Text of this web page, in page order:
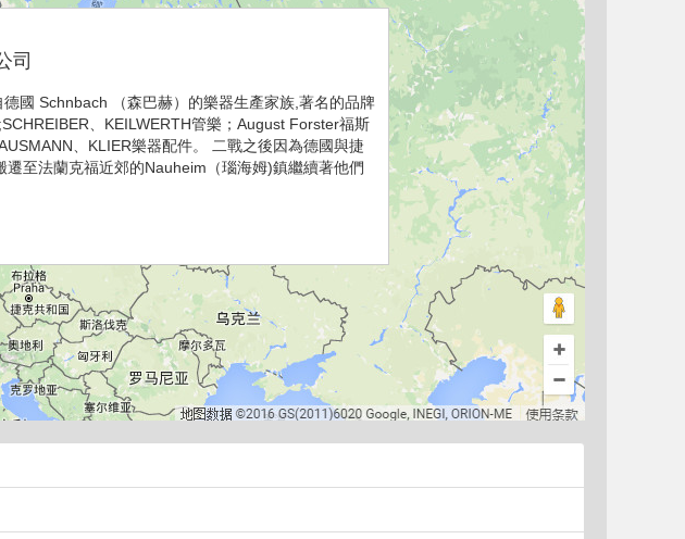
司
國 Schnbach （森巴赫）的樂器生產家族,著名的品牌
、KEILWERTH管樂；August Forster福斯
、KLIER樂器配件。 二戰之後因為德國與捷
至法蘭克福近郊的Nauheim（瑙海姆)鎮繼續著他們